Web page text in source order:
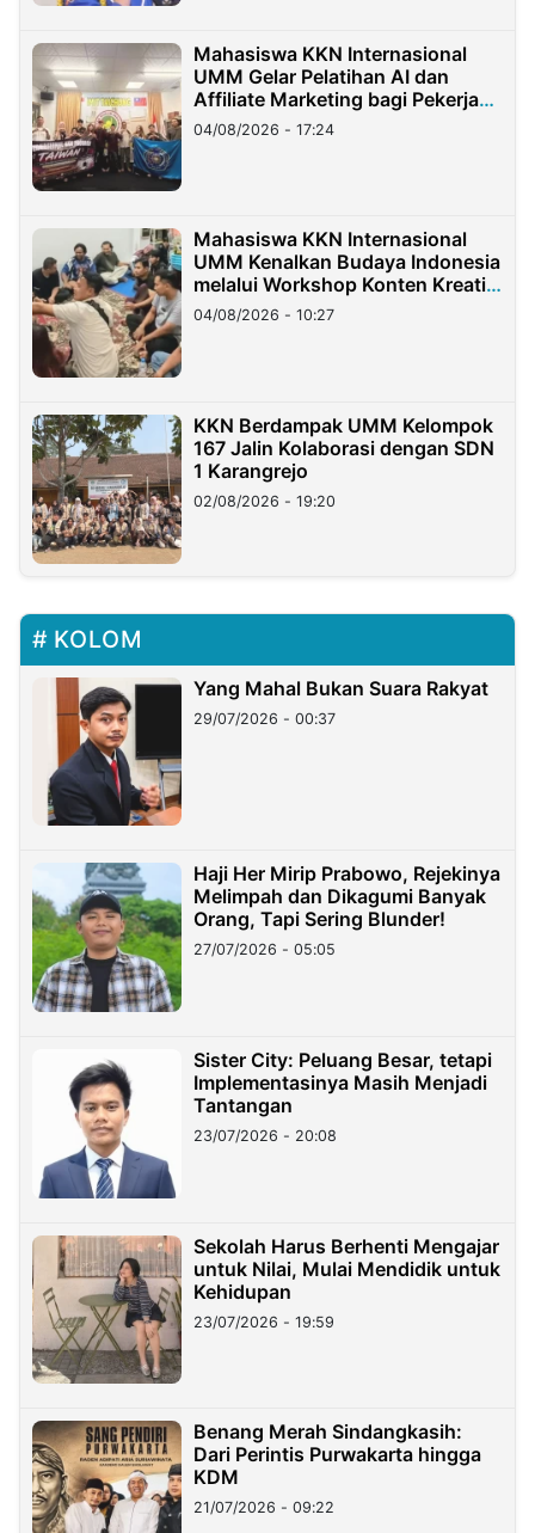
Mahasiswa KKN Internasional
UMM Gelar Pelatihan AI dan
Affiliate Marketing bagi Pekerja
Migran Indonesia di Taiwan
04/08/2026 - 17:24
Mahasiswa KKN Internasional
UMM Kenalkan Budaya Indonesia
melalui Workshop Konten Kreatif
di Taiwan
04/08/2026 - 10:27
KKN Berdampak UMM Kelompok
167 Jalin Kolaborasi dengan SDN
1 Karangrejo
02/08/2026 - 19:20
KOLOM
Yang Mahal Bukan Suara Rakyat
29/07/2026 - 00:37
Haji Her Mirip Prabowo, Rejekinya
Melimpah dan Dikagumi Banyak
Orang, Tapi Sering Blunder!
27/07/2026 - 05:05
Sister City: Peluang Besar, tetapi
Implementasinya Masih Menjadi
Tantangan
23/07/2026 - 20:08
Sekolah Harus Berhenti Mengajar
untuk Nilai, Mulai Mendidik untuk
Kehidupan
23/07/2026 - 19:59
Benang Merah Sindangkasih:
Dari Perintis Purwakarta hingga
KDM
21/07/2026 - 09:22